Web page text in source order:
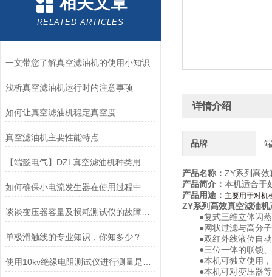
RELATED ARTICLES
一文带您了解真空滤油机的使用小知识
浅析真空滤油机运行时的注意事项
如何让真空滤油机稳定真空度
真空滤油机主要性能特点
谈谈变压器容量及损耗测试仪的故障排除
单极滑触线的专业知识，你知多少？
详情介绍
品牌
产品名称： ZY系列高效
产品简介： 本机适合于
产品用途： 主要用于对机
ZY系列高效真空滤油机
●复式三维立体闪蒸
●网状过滤与高分子
●双红外线液位自动
●三位一体的联锁、
●本机可独立使用，
●本机可对变压器等